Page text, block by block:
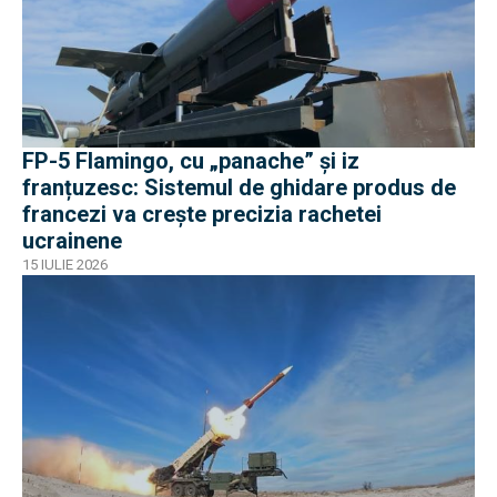
FP-5 Flamingo, cu „panache” și iz
franțuzesc: Sistemul de ghidare produs de
francezi va crește precizia rachetei
ucrainene
15 IULIE 2026